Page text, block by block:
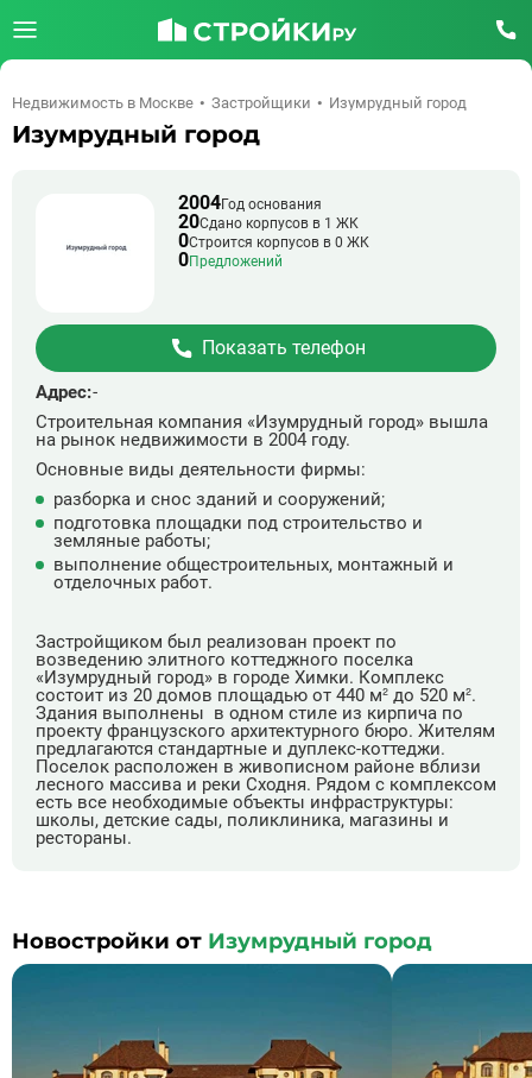
Недвижимость в Москве Застройщики Изумрудный город
Изумрудный город
2004Год основания
20Сдано корпусов в 1 ЖК
0Строится корпусов в 0 ЖК
0Предложений
Показать телефон
Адрес:-
Строительная компания «Изумрудный город» вышла
на рынок недвижимости в 2004 году.
Основные виды деятельности фирмы:
разборка и снос зданий и сооружений;
подготовка площадки под строительство и
земляные работы;
выполнение общестроительных, монтажный и
отделочных работ.
Застройщиком был реализован проект по
возведению элитного коттеджного поселка
«Изумрудный город» в городе Химки. Комплекс
состоит из 20 домов площадью от 440 м² до 520 м².
Здания выполнены в одном стиле из кирпича по
проекту французского архитектурного бюро. Жителям
предлагаются стандартные и дуплекс-коттеджи.
Поселок расположен в живописном районе вблизи
лесного массива и реки Сходня. Рядом с комплексом
есть все необходимые объекты инфраструктуры:
школы, детские сады, поликлиника, магазины и
рестораны.
Новостройки от Изумрудный город